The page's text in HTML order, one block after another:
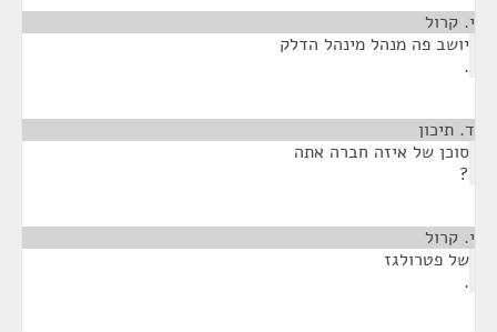
י. קרול
יושב פה מנהל מינהל הדלק
.
ד. תיכון
סוכן של איזה חברה אתה
?
י. קרול
של פטרולגז
.